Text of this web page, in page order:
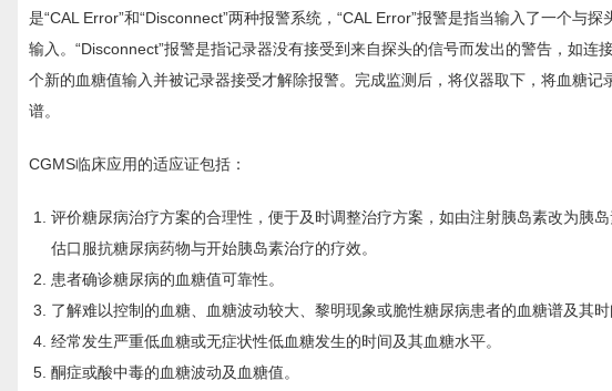
是“CAL Error”和“Disconnect”两种报警系统，“CAL Error”报警是指当输入了一个与
输入。“Disconnect”报警是指记录器没有接受到来自探头的信号而发出的警告，如
个新的血糖值输入并被记录器接受才解除报警。完成监测后，将仪器取下，将血糖
谱。
CGMS临床应用的适应证包括：
评价糖尿病治疗方案的合理性，便于及时调整治疗方案，如由注射胰岛素改为胰
估口服抗糖尿病药物与开始胰岛素治疗的疗效。
患者确诊糖尿病的血糖值可靠性。
了解难以控制的血糖、血糖波动较大、黎明现象或脆性糖尿病患者的血糖谱及其时
经常发生严重低血糖或无症状性低血糖发生的时间及其血糖水平。
酮症或酸中毒的血糖波动及血糖值。